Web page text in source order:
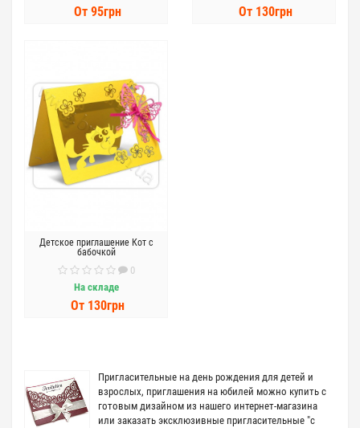
От 95грн От 130грн
Детское приглашение Кот с
бабочкой
0
На складе
От 130грн
Пригласительные на день рождения для детей и
взрослых, приглашения на юбилей можно купить с
готовым дизайном из нашего интернет-магазина
или заказать эксклюзивные пригласительные "с